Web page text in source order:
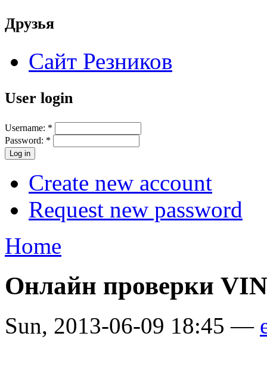
Друзья
Сайт Резников
User login
Username: *
Password: *
Create new account
Request new password
Home
Онлайн проверки VIN
Sun, 2013-06-09 18:45 —